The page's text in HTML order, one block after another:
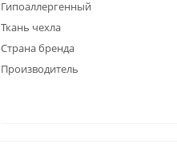
Гипоаллергенный
Ткань чехла
Страна бренда
Производитель